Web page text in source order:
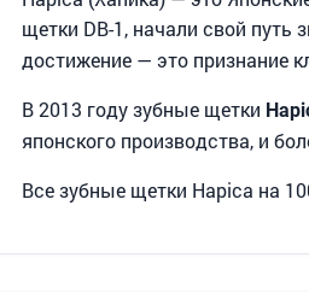
щетки DB-1, начали свой путь
достижение — это признание
В 2013 году зубные щетки
японского производства, и
Все зубные щетки Hapica на